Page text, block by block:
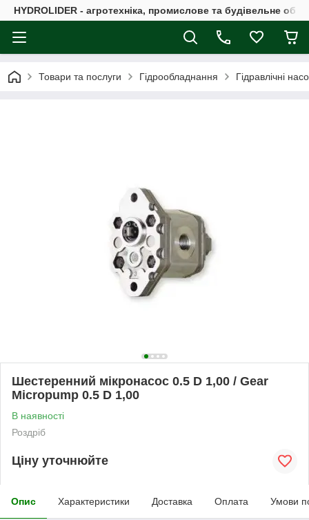
HYDROLIDER - агротехніка, промислове та будівельне
Товари та послуги Гідрообладнання Гідравлічні
Шестеренний мікронасос 0.5 D 1,00 / Gear
Micropump 0.5 D 1,00
В наявності
Роздріб
Ціну уточнюйте
Опис Характеристики Доставка Оплата Умови